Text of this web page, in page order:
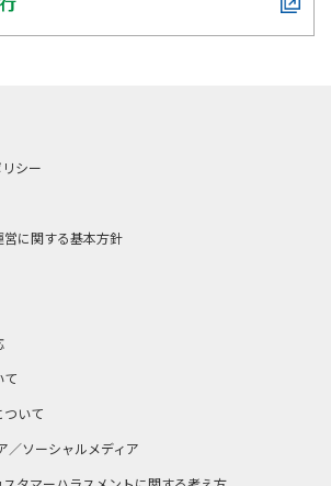
シー
に関する基本方針
て
いて
／ソーシャルメディア